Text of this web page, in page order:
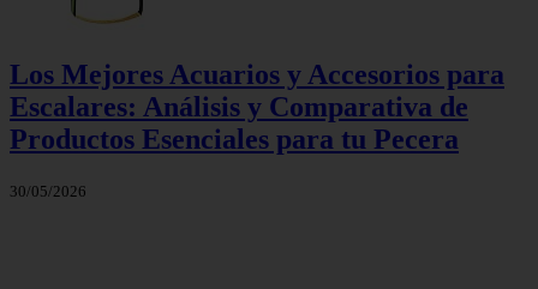
Los Mejores Acuarios y Accesorios para
Escalares: Análisis y Comparativa de
Productos Esenciales para tu Pecera
30/05/2026